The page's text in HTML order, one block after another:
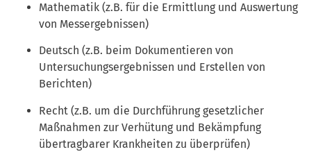
Mathematik (z.B. für die Ermittlung und Auswertung
von Messergebnissen)
Deutsch (z.B. beim Dokumentieren von
Untersuchungsergebnissen und Erstellen von
Berichten)
Recht (z.B. um die Durchführung gesetzlicher
Maßnahmen zur Verhütung und Bekämpfung
übertragbarer Krankheiten zu überprüfen)